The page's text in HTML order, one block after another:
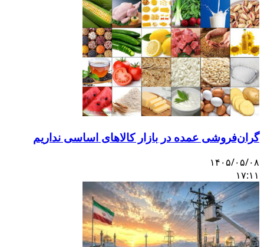
گران‌فروشی عمده در بازار کالاهای اساسی نداریم
۱۴۰۵/۰۵/۰۸
۱۷:۱۱